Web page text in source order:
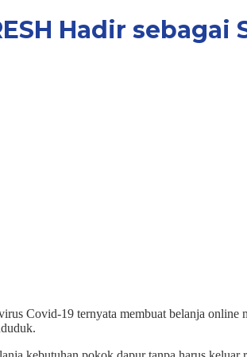
Hadir
Covid-19 ternyata membuat belanja